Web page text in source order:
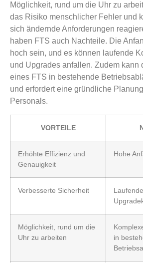
Möglichkeit, rund um die Uhr zu
das Risiko menschlicher Fehler und
sich ändernde Anforderungen
haben FTS auch Nachteile. Die
hoch sein, und es können laufende
und Upgrades anfallen. Zudem kann
eines FTS in bestehende
und erfordert eine gründliche
Personals.
VORTEILE
Erhöhte Effizienz und
Genauigkeit
Hohe
Verbesserte Sicherheit
Möglichkeit, rund um die
Uhr zu arbeiten
in